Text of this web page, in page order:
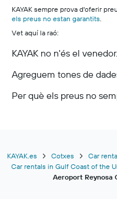
KAYAK sempre prova d'oferir
els preus no estan garantits
Vet aquí la raó:
KAYAK no n'és el venedor.
Agreguem tones de
Per què els preus no
KAYAK.es Cotxes Car
Car rentals in Gulf Coast of the
Aeroport Reynosa